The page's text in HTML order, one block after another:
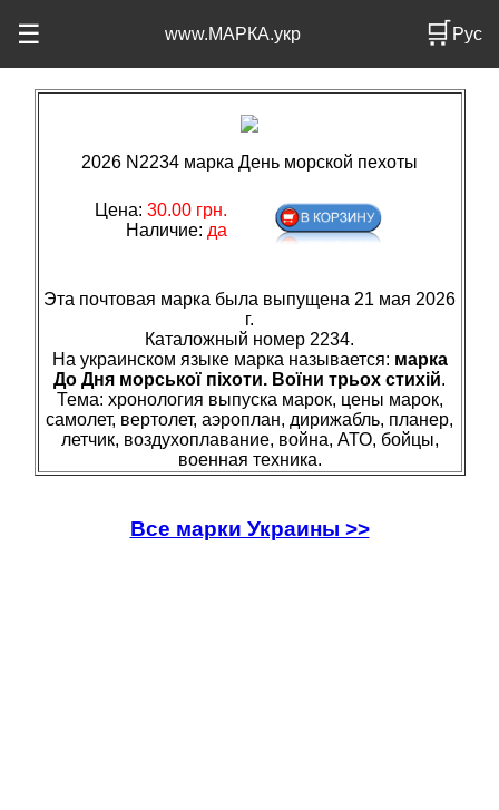
☰ www.МАРКА.укр 🛒Рус
2026 N2234 марка День морской пехоты
Цена: 30.00 грн.
Наличие: да
Эта почтовая марка была выпущена 21 мая 2026
г.
Каталожный номер 2234.
На украинском языке марка называется: марка
До Дня морської піхоти. Воїни трьох стихій.
Тема: хронология выпуска марок, цены марок,
самолет, вертолет, аэроплан, дирижабль, планер,
летчик, воздухоплавание, война, АТО, бойцы,
военная техника.
Все марки Украины >>